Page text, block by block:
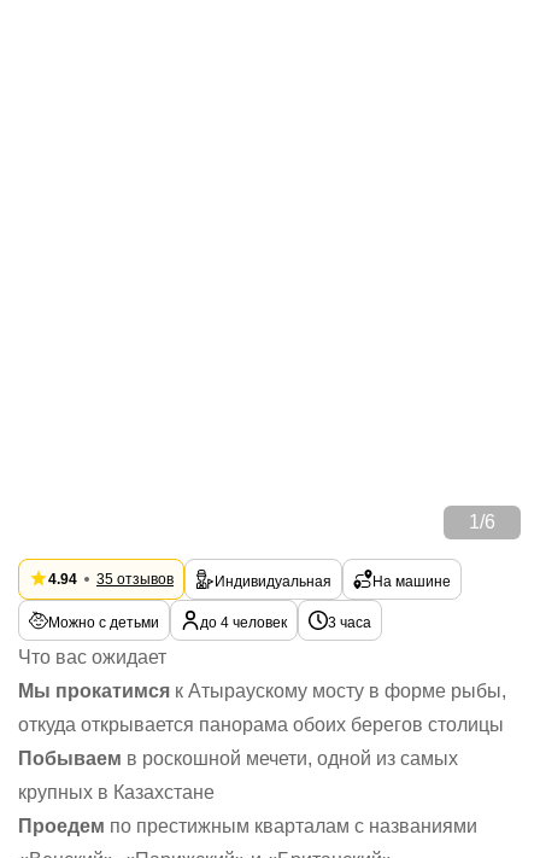
1 /6
4.94 35 отзывов Индивидуальная На машине
Можно с детьми до 4 человек 3 часа
Что вас ожидает
Мы прокатимся к Атыраускому мосту в форме рыбы,
откуда открывается панорама обоих берегов столицы
Побываем в роскошной мечети, одной из самых
крупных в Казахстане
Проедем по престижным кварталам с названиями